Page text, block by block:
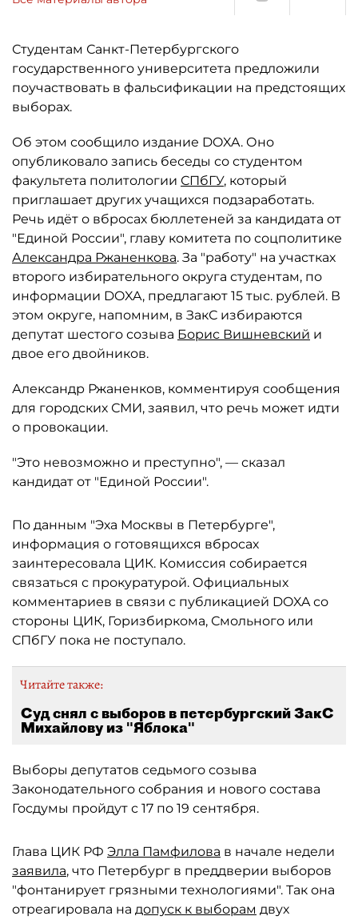
Студентам Санкт-Петербургского
государственного университета предложили
поучаствовать в фальсификации на предстоящих
выборах.
Об этом сообщило издание DOXA. Оно
опубликовало запись беседы со студентом
факультета политологии СПбГУ, который
приглашает других учащихся подзаработать.
Речь идёт о вбросах бюллетеней за кандидата от
"Единой России", главу комитета по соцполитике
Александра Ржаненкова. За "работу" на участках
второго избирательного округа студентам, по
информации DOXA, предлагают 15 тыс. рублей. В
этом округе, напомним, в ЗакС избираются
депутат шестого созыва Борис Вишневский и
двое его двойников.
Александр Ржаненков, комментируя сообщения
для городских СМИ, заявил, что речь может идти
о провокации.
"Это невозможно и преступно", — сказал
кандидат от "Единой России".
По данным "Эха Москвы в Петербурге",
информация о готовящихся вбросах
заинтересовала ЦИК. Комиссия собирается
связаться с прокуратурой. Официальных
комментариев в связи с публикацией DOXA со
стороны ЦИК, Горизбиркома, Смольного или
СПбГУ пока не поступало.
Читайте также:
Суд снял с выборов в петербургский ЗакС
Михайлову из "Яблока"
Выборы депутатов седьмого созыва
Законодательного собрания и нового состава
Госдумы пройдут с 17 по 19 сентября.
Глава ЦИК РФ Элла Памфилова в начале недели
заявила, что Петербург в преддверии выборов
"фонтанирует грязными технологиями". Так она
отреагировала на допуск к выборам двух